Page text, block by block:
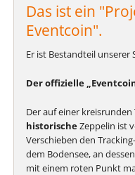
Das ist ein
Eventcoin".
Er ist Bestandteil unserer
Der offizielle
Der auf einer
historischeZeppelin ist
Verschieben den
dem Bodensee, an
mit einem roten Punkt